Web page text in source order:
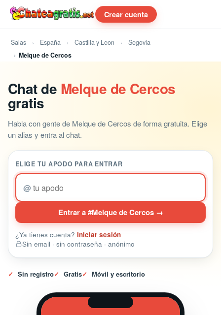
Crear cuenta
Salas España Castilla y Leon
Segovia
Melque de Cercos
Chat de Melque de Cercos
gratis
Habla con gente de Melque de Cercos de forma gratuita. Elige
un alias y entra al chat.
ELIGE TU APODO PARA ENTRAR
@
Entrar a #Melque de Cercos →
¿Ya tienes cuenta? Iniciar sesión
Sin email · sin contraseña · anónimo
✓ Sin registro✓ Gratis✓ Móvil y escritorio